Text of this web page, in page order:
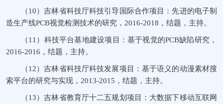
（10）吉林省科技厅科技引导国际合作项目：先进的电子制
造生产线PCB视觉检测技术的研究， 2016-2018 ，结题，主持。
（11） 科技平台基地建设项目：基于视觉的PCB缺陷研究，
2016-2016 ，结题，主持。
（12）吉林省科技厅科技发展项目：基于语义的动漫素材搜
索平台的研究与实现， 2013-2015 ，结题，主持。
（13）吉林省教育厅十二五规划项目：大数据下移动互联网